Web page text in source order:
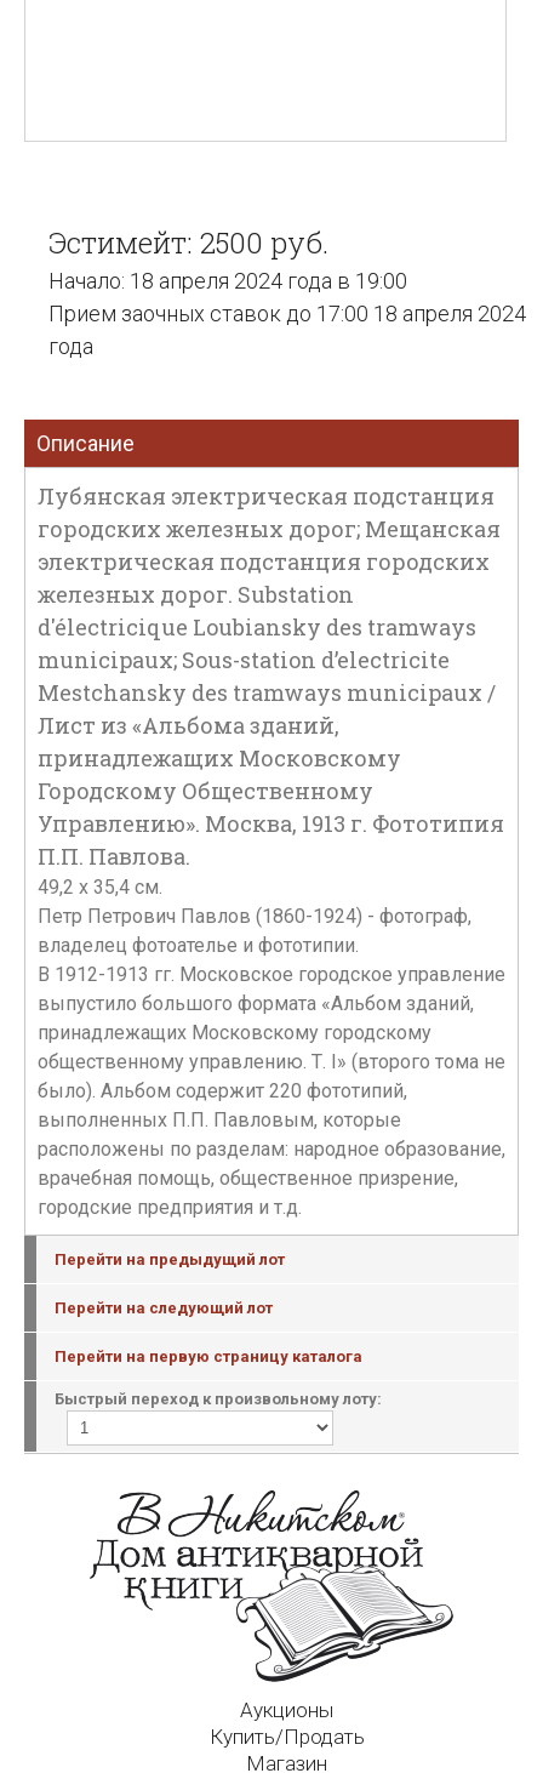
Эстимейт: 2500 руб.
Начало: 18 апреля 2024 года в 19:00
Прием заочных ставок до 17:00 18 апреля 2024
года
Описание
Лубянская электрическая подстанция
городских железных дорог; Мещанская
электрическая подстанция городских
железных дорог. Substation
d'électricique Loubiansky des tramways
municipaux; Sous-station d’electricite
Mestchansky des tramways municipaux /
Лист из «Альбома зданий,
принадлежащих Московскому
Городскому Общественному
Управлению». Москва, 1913 г. Фототипия
П.П. Павлова.
49,2 х 35,4 см.
Петр Петрович Павлов (1860-1924) - фотограф,
владелец фотоателье и фототипии.
В 1912-1913 гг. Московское городское управление
выпустило большого формата «Альбом зданий,
принадлежащих Московскому городскому
общественному управлению. Т. I» (второго тома не
было). Альбом содержит 220 фототипий,
выполненных П.П. Павловым, которые
расположены по разделам: народное образование,
врачебная помощь, общественное призрение,
городские предприятия и т.д.
Перейти на предыдущий лот
Перейти на следующий лот
Перейти на первую страницу каталога
Быстрый переход к произвольному лоту:
Аукционы
Купить/Продать
Магазин